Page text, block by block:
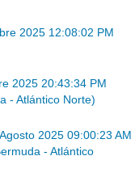
2025 12:08:02 PM
2025 20:43:34 PM
- Atlántico Norte)
2025 09:00:23 AM
- Atlántico